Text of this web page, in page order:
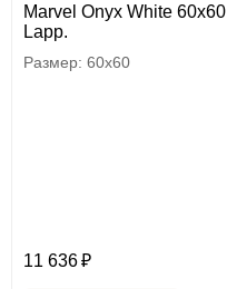
Marvel Onyx White 60x60
Lapp.
60x60
11 636